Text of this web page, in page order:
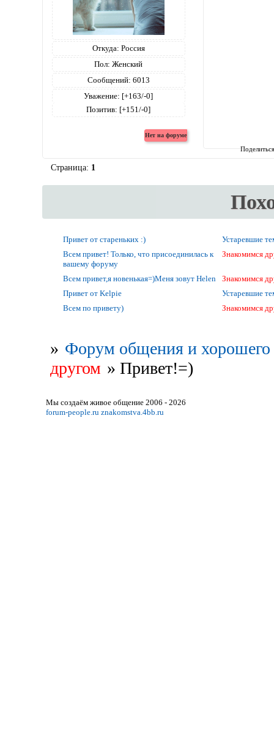
Откуда: Россия
Пол: Женский
Сообщений: 6013
Уважение: [+163/-0]
Позитив: [+151/-0]
Страница: 1
Привет от стареньких :)
Устаревшие
Всем привет! Только, что присоединилась к
вашему форуму
Знакомимся
Всем привет,я новенькая=)Меня зовут Helen
Знакомимся
Привет от Kelpie
Устаревшие
Всем по привету)
Знакомимся
» Форум общения и хорошего
другом » Привет!=)
Мы создаём живое общение 2006 - 2026
forum-people.ru znakomstva.4bb.ru